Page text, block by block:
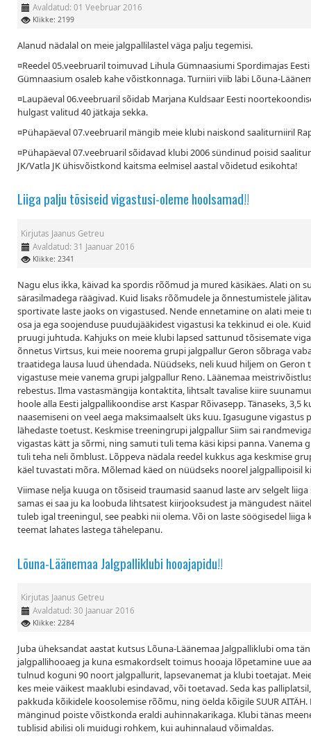
Avaldatud: 01 Veebruar 2016
Klikke: 2199
Alanud nädalal on meie jalgpallilastel väga palju tegemisi.
¤Reedel 05.veebruaril toimuvad Lihula Gümnaasiumi Spordimajas
Gümnaasium osaleb kahe võistkonnaga. Turniiri viib läbi Lõuna-
¤Laupäeval 06.veebruaril sõidab Marjana Kuldsaar Eesti
hulgast valitud 40 jätkaja sekka.
¤Pühapäeval 07.veebruaril mängib meie klubi naiskond saaliturniiril
¤Pühapäeval 07.veebruaril sõidavad klubi 2006 sündinud poisid
JK/Vatla JK ühisvõistkond kaitsma eelmisel aastal võidetud esikohta!
Liiga palju tõsiseid vigastusi-oleme hoolsamad!!
Kirjutas Jaanus Getreu
Avaldatud: 31 Jaanuar 2016
Klikke: 2341
Nagu elus ikka, käivad ka spordis rõõmud ja mured käsikäes. Alati
särasilmadega räägivad. Kuid lisaks rõõmudele ja õnnestumistele
sportivate laste jaoks on vigastused. Nende ennetamine on alati
osa ja ega soojenduse puudujääkidest vigastusi ka tekkinud ei ole.
pruugi juhtuda. Kahjuks on meie klubi lapsed sattunud tõsisemate
õnnetus Virtsus, kui meie noorema grupi jalgpallur Geron sõbraga
traatidega lausa luud ühendada. Nüüdseks, neli kuud hiljem on
vigastuse meie vanema grupi jalgpallur Reno. Läänemaa
rebestus. Ilma vastasmängija kontaktita, lihtsalt tavalise kiire
hoole alla Eesti jalgpallikoondise arst Kaspar Rõivasepp. Tänaseks,
naasemiseni on veel aega maksimaalselt üks kuu. Igasugune
lähedaste toetust. Keskmise treeningrupi jalgpallur Siim sai
vigastas kätt ja sõrmi, ning samuti tuli tema käsi kipsi panna.
tuli teha neli õmblust. Lõppeva nädala reedel kukkus aga keskmise
käel tuvastati mõra. Mõlemad käed on nüüdseks noorel jalgpallipoisil
Viimase nelja kuuga on tõsiseid traumasid saanud laste arv selgelt
samas ei saa ju ka loobuda lihtsatest kiirjooksudest ja mängudest
tuleb igal treeningul, see peabki nii olema. Või on laste söögisedel
teemat lahates lastega tähelepanu.
Lõuna-Läänemaa Jalgpalliklubi hooajapidu!!
Kirjutas Jaanus Getreu
Avaldatud: 30 Jaanuar 2016
Klikke: 2284
Juba üheksandat aastat kutsus Lõuna-Läänemaa Jalgpalliklubi oma
jalgpallihooaeg ja kuna esmakordselt toimus hooaja lõpetamine uue
tulnud koguni 90 noort jalgpallurit, lapsevanemat ja klubi toetajat.
kes meie väikest maaklubi esindavad, või toetavad. Seda kas
pakkuda kõikidele koosolemise rõõmu, ning öelda kõigile SUUR
mänginud poiste võistkonda eraldi auhinnakarikaga. Klubi tänas
tublisid abilisi oli muidugi rohkem, kui auhinnalaud võimaldas.